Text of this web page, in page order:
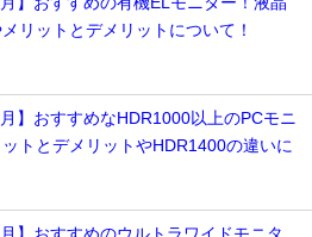
リットとデメリットについて！
月】おすすめなHDR1000以上のPCモニ
トとデメリットやHDR1400の違いに